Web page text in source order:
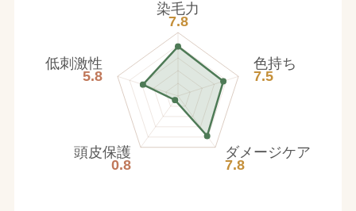
染毛力
7.8
色持ち
7.5
ダメージケア
7.8
頭皮保護
0.8
低刺激性
5.8